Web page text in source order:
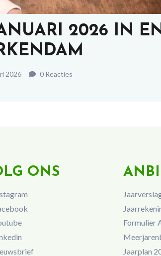
2026 IN
2026 0 Reacties
ONS ANBI
Formulier
Jaarplan